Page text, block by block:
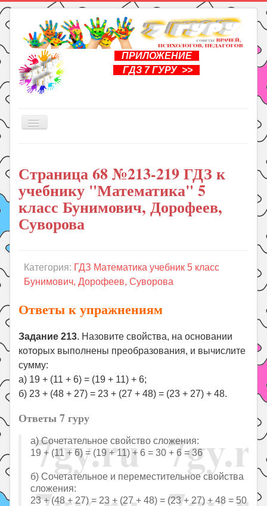
ПРИЛОЖЕНИЕ
ГДЗ 7 ГУРУ >>
Включить/
Книги
Рукоделие
Подготовка к школе
Уроки
Праздники
Летом!
Поиск
Страница 68 №213-219 ГДЗ к
учебнику "Математика" 5
класс Бунимович, Дорофеев,
Суворова
Категория: ГДЗ Математика учебник 5 класс
Бунимович, Дорофеев, Суворова
Ответы к упражнениям
Задание 213. Назовите свойства, на основании
которых выполнены преобразования, и вычислите
сумму:
а) 19 + (11 + 6) = (19 + 11) + 6;
б) 23 + (48 + 27) = 23 + (27 + 48) = (23 + 27) + 48.
Ответы 7 гуру
а) Сочетательное свойство сложения:
19 + (11 + 6) = (19 + 11) + 6 = 30 + 6 = 36
б) Сочетательное и переместительное свойства
сложения:
23 + (48 + 27) = 23 + (27 + 48) = (23 + 27) + 48 = 50